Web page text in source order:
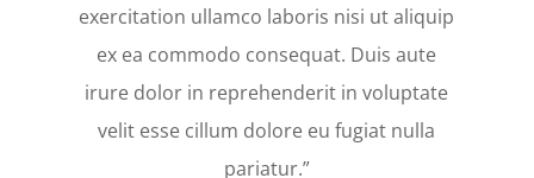
exercitation ullamco laboris nisi ut aliquip
ex ea commodo consequat. Duis aute
irure dolor in reprehenderit in voluptate
velit esse cillum dolore eu fugiat nulla
pariatur.”